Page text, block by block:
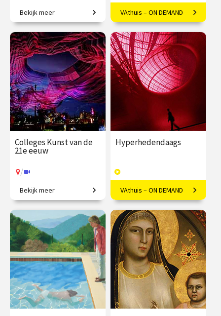
Restyling van de wereld.
€ 345.00
vanaf 22
sep.
/ Op locatie of online
Bekijk meer
Vloeiende vernieuwing in
Europa
€ 169.00
40
afleveringen
Speeltijd 10 uur
VAthuis
VAthuis – ON DEMAND
Colleges Kunst van de
21e eeuw
/
Van penseelstreek tot pixel
€ 345.00
vanaf 25
jan.
/ Op locatie of online
Bekijk meer
Hyperhedendaags
Kunst in de eenentwintigste
eeuw
€ 169.00
40
afleveringen
Speeltijd 12 uur
VAthuis
VAthuis – ON DEMAND